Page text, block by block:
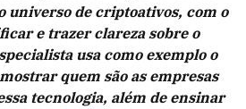
universo de criptoativos, com o
e trazer clareza sobre o
usa como exemplo o
quem são as empresas
tecnologia, além de ensinar